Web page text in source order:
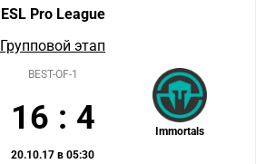
ESL Pro League
Групповой этап
Immortals
BEST-OF-1
16 : 4
20.10.17 в 05:30